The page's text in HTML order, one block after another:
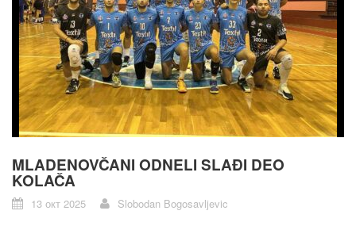
MLADENOVČANI ODNELI SLAĐI DEO
KOLAČA
13 окт 2025 Slobodan Bogosavljevic